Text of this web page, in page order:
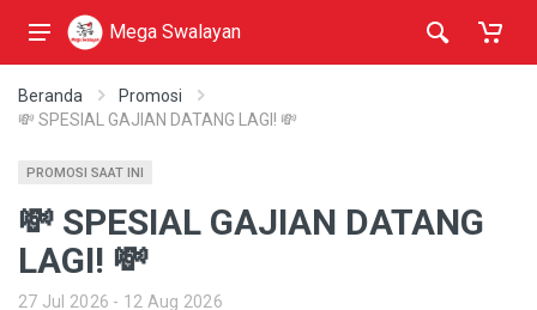
Mega Swalayan
Beranda
Promosi
💸 SPESIAL GAJIAN DATANG LAGI! 💸
PROMOSI SAAT INI
💸 SPESIAL GAJIAN DATANG
LAGI! 💸
27 Jul 2026 - 12 Aug 2026